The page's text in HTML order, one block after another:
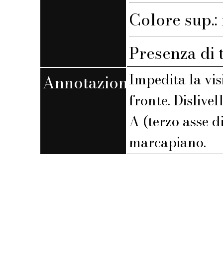
Colore
Presenza
AnnotazioniImpedita la
fronte.
A (terzo asse
marcapiano.